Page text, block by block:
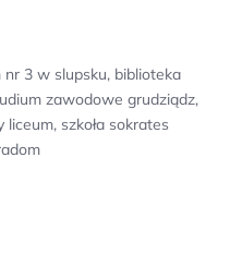
3 w slupsku, biblioteka
zawodowe grudziądz,
liceum, szkoła sokrates